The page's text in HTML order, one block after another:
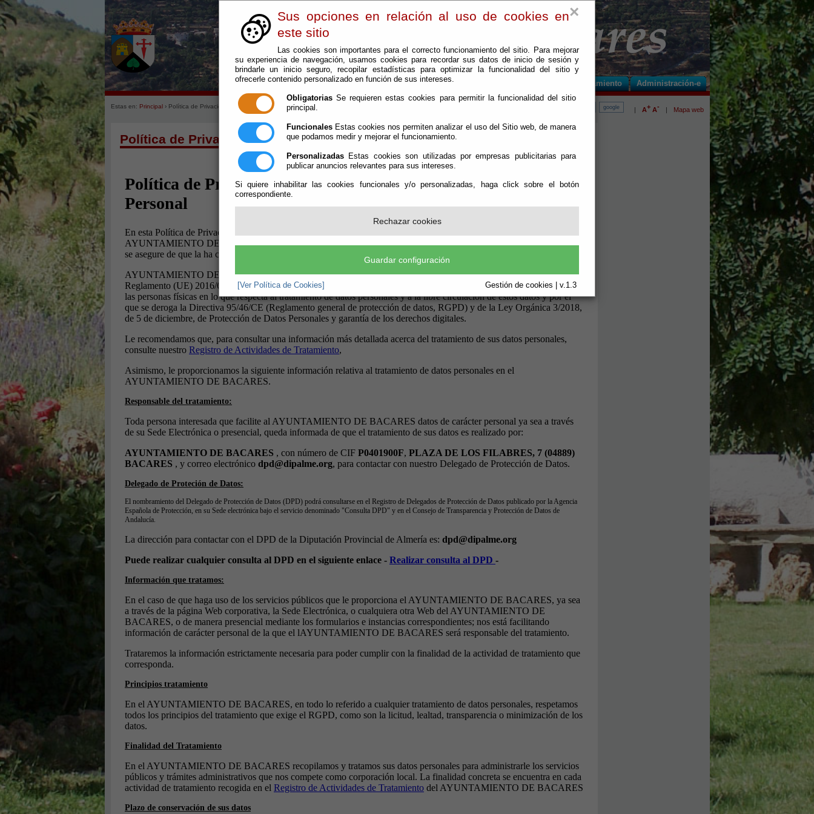
×
Sus opciones en relación al uso de cookies en
este sitio
Las cookies son importantes para el correcto funcionamiento del sitio. Para mejorar
su experiencia de navegación, usamos cookies para recordar sus datos de inicio de sesión y
brindarle un inicio seguro, recopilar estadísticas para optimizar la funcionalidad del sitio y
ofrecerle contenido personalizado en función de sus intereses.
Obligatorias Se requieren estas cookies para permitir la funcionalidad del sitio
principal.
Funcionales Estas cookies nos permiten analizar el uso del Sitio web, de manera
que podamos medir y mejorar el funcionamiento.
Personalizadas Estas cookies son utilizadas por empresas publicitarias para
publicar anuncios relevantes para sus intereses.
Si quiere inhabilitar las cookies funcionales y/o personalizadas, haga click sobre el botón
correspondiente.
Rechazar cookies
Guardar configuración
[Ver Política de Cookies] Gestión de cookies | v.1.3
El Ayuntamiento Administración-e
Estas en: Principal› Política de Privacidad | A+ A- | Mapa web
Política de Privacidad